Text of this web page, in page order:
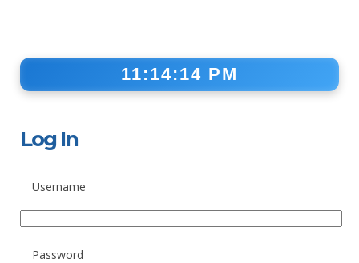
11:14:15 PM
Log In
Username
Password